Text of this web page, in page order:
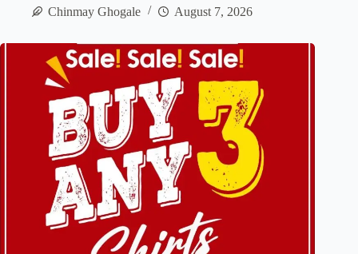
Chinmay Ghogale
August 7, 2026